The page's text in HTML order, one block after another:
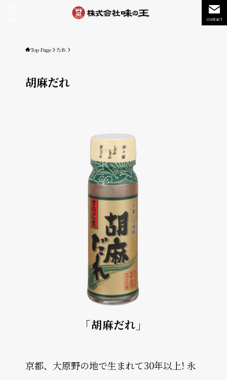
contact
Top Page たれ
胡麻だれ
「胡麻だれ」
京都、大原野の地で生まれて30年以上! 永